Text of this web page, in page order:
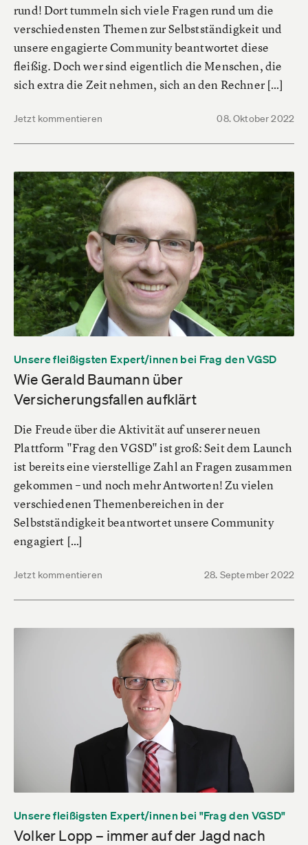
rund! Dort tummeln sich viele Fragen rund um die
verschiedensten Themen zur Selbstständigkeit und
unsere engagierte Community beantwortet diese
fleißig. Doch wer sind eigentlich die Menschen, die
sich extra die Zeit nehmen, sich an den Rechner […]
Jetzt kommentieren 08. Oktober 2022
Unsere fleißigsten Expert/innen bei Frag den VGSD
Wie Gerald Baumann über
Versicherungsfallen aufklärt
Die Freude über die Aktivität auf unserer neuen
Plattform "Frag den VGSD" ist groß: Seit dem Launch
ist bereits eine vierstellige Zahl an Fragen zusammen
gekommen – und noch mehr Antworten! Zu vielen
verschiedenen Themenbereichen in der
Selbstständigkeit beantwortet unsere Community
engagiert […]
Jetzt kommentieren 28. September 2022
Unsere fleißigsten Expert/innen bei "Frag den VGSD"
Volker Lopp – immer auf der Jagd nach